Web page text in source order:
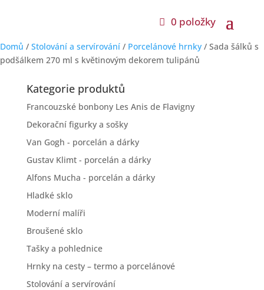
0 položky
Domů / Stolování a servírování / Porcelánové hrnky / Sada šálků s
podšálkem 270 ml s květinovým dekorem tulipánů
Kategorie produktů
Francouzské bonbony Les Anis de Flavigny
Dekorační figurky a sošky
Van Gogh - porcelán a dárky
Gustav Klimt - porcelán a dárky
Alfons Mucha - porcelán a dárky
Hladké sklo
Moderní malíři
Broušené sklo
Tašky a pohlednice
Hrnky na cesty – termo a porcelánové
Stolování a servírování